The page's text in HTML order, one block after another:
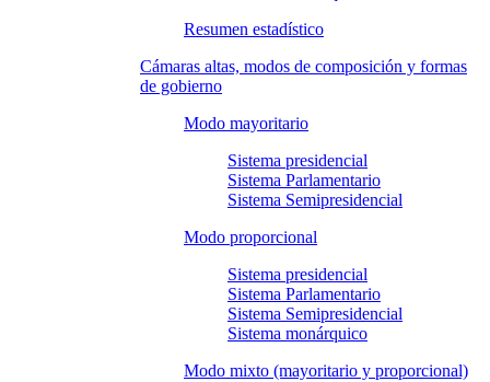
Resumen estadístico
Cámaras altas, modos de composición y formas
de gobierno
Modo mayoritario
Sistema presidencial
Sistema Parlamentario
Sistema Semipresidencial
Modo proporcional
Sistema presidencial
Sistema Parlamentario
Sistema Semipresidencial
Sistema monárquico
Modo mixto (mayoritario y proporcional)